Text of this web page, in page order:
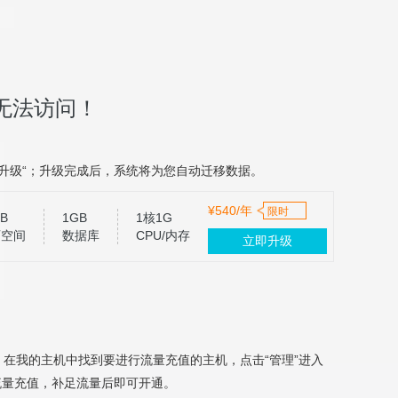
访问！
“；升级完成后，系统将为您自动迁移数据。
间
1GB
数据库
1核1G
CPU/内存
¥540/年 限时
立即升级
在我的主机中找到要进行流量充值的主机，点击“管理”进入
充值，补足流量后即可开通。